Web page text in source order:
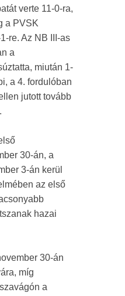
verte 11-0-ra,
a PVSK
re. Az NB III-as
a
miután 1-
a 4. fordulóban
jutott tovább
30-án, a
3-án kerül
az első
hazai
30-án
míg
a